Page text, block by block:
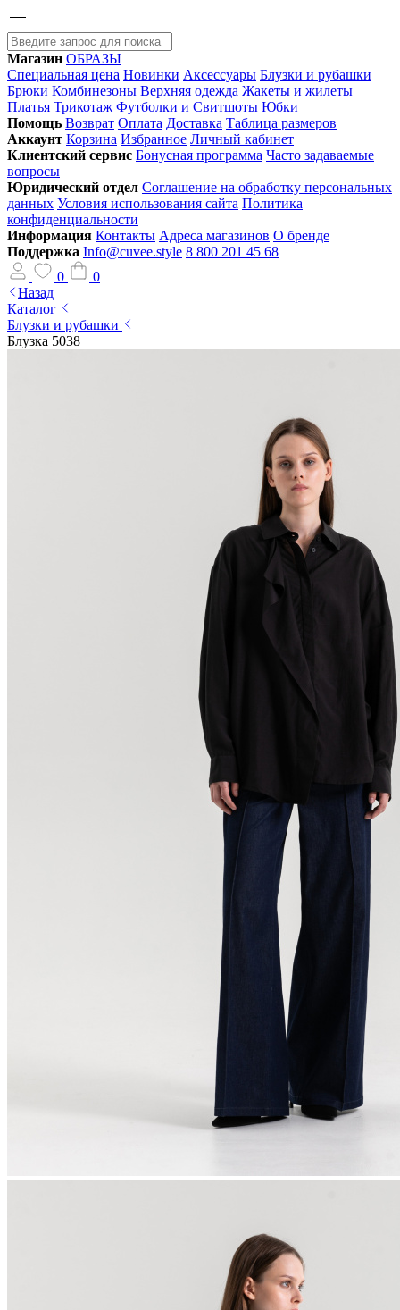
Магазин ОБРАЗЫ
Специальная цена Новинки Аксессуары Блузки и рубашки
Брюки Комбинезоны Верхняя одежда Жакеты и жилеты
Платья Трикотаж Футболки и Свитшоты Юбки
Помощь Возврат Оплата Доставка Таблица размеров
Аккаунт Корзина Избранное Личный кабинет
Клиентский сервис Бонусная программа Часто задаваемые
вопросы
Юридический отдел Соглашение на обработку персональных
данных Условия использования сайта Политика
конфиденциальности
Информация Контакты Адреса магазинов О бренде
Поддержка Info@cuvee.style 8 800 201 45 68
0
0
Назад
Каталог
Блузки и рубашки
Блузка 5038